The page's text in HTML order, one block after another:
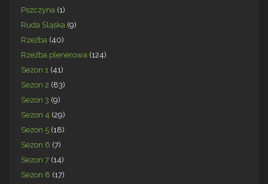
Pszczyna (1)
Ruda Śląska (9)
Rzeźba (40)
Rzeźba plenerowa (124)
Sezon 1 (41)
Sezon 2 (83)
Sezon 3 (9)
Sezon 4 (29)
Sezon 5 (18)
Sezon 6 (7)
Sezon 7 (14)
Sezon 8 (17)